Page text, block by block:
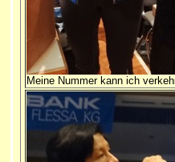
Meine Nummer kann ich